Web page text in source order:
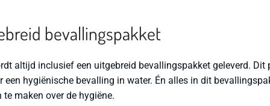
bevallingspakket
altijd inclusief een uitgebreid bevallingspakket geleverd. Dit
een hygiënische bevalling in water. Én alles in dit
maken over de hygiëne.